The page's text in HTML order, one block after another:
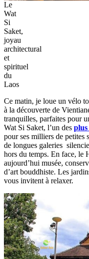
Le
Wat
Si
Saket,
joyau
architectural
et
spirituel
du
Laos
Ce matin, je loue un vélo
à la découverte de
tranquilles, parfaites pour
Wat Si Saket, l’un des plus
pour ses milliers de petites
de longues galeries
hors du temps. En face, le
aujourd’hui musée,
d’art bouddhiste. Les
vous invitent à relaxer.